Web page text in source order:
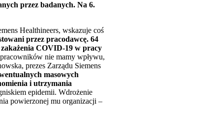
przez badanych. Na 6.
Healthineers, wskazuje coś
przez pracodawcę. 64
COVID-19 w pracy
nie mamy wpływu,
prezes Zarządu Siemens
masowych
i utrzymania
epidemii. Wdrożenie
powierzonej mu organizacji –